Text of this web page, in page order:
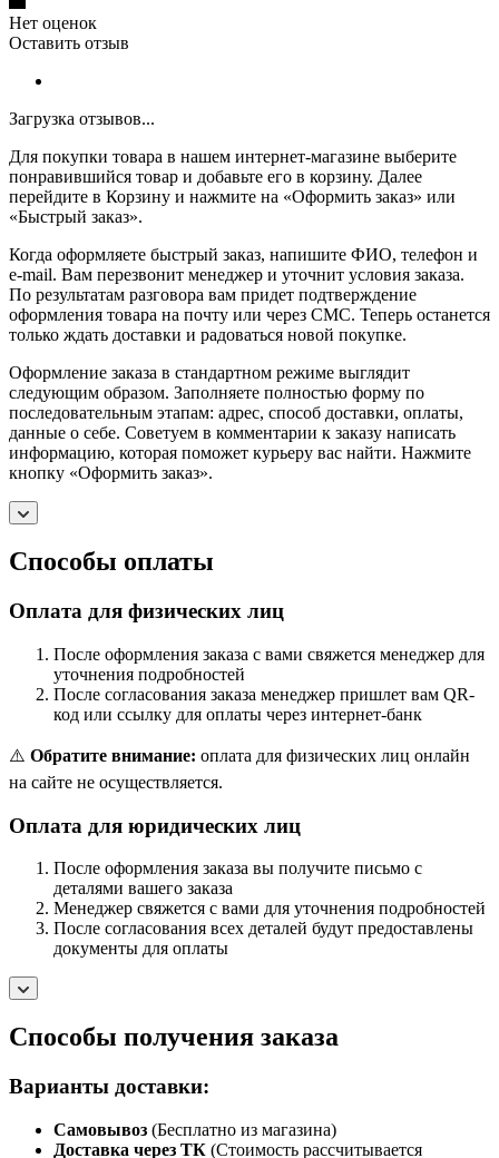
Нет оценок
Оставить отзыв
Загрузка отзывов...
Для покупки товара в нашем интернет-магазине выберите
понравившийся товар и добавьте его в корзину. Далее
перейдите в Корзину и нажмите на «Оформить заказ» или
«Быстрый заказ».
Когда оформляете быстрый заказ, напишите ФИО, телефон и
e-mail. Вам перезвонит менеджер и уточнит условия заказа.
По результатам разговора вам придет подтверждение
оформления товара на почту или через СМС. Теперь останется
только ждать доставки и радоваться новой покупке.
Оформление заказа в стандартном режиме выглядит
следующим образом. Заполняете полностью форму по
последовательным этапам: адрес, способ доставки, оплаты,
данные о себе. Советуем в комментарии к заказу написать
информацию, которая поможет курьеру вас найти. Нажмите
кнопку «Оформить заказ».
Способы оплаты
Оплата для физических лиц
После оформления заказа с вами свяжется менеджер для
уточнения подробностей
После согласования заказа менеджер пришлет вам QR-
код или ссылку для оплаты через интернет-банк
⚠️ Обратите внимание: оплата для физических лиц онлайн
на сайте не осуществляется.
Оплата для юридических лиц
После оформления заказа вы получите письмо с
деталями вашего заказа
Менеджер свяжется с вами для уточнения подробностей
После согласования всех деталей будут предоставлены
документы для оплаты
Способы получения заказа
Варианты доставки:
Самовывоз (Бесплатно из магазина)
Доставка через ТК (Стоимость рассчитывается